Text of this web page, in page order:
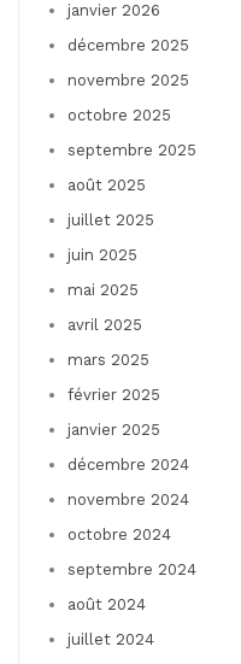
janvier 2026
décembre 2025
novembre 2025
octobre 2025
septembre 2025
août 2025
juillet 2025
juin 2025
mai 2025
avril 2025
mars 2025
février 2025
janvier 2025
décembre 2024
novembre 2024
octobre 2024
septembre 2024
août 2024
juillet 2024